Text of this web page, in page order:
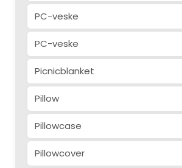
PC-veske
PC-veske
Picnicblanket
Pillow
Pillowcase
Pillowcover